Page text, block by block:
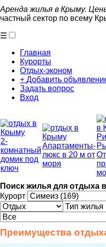
Аренда жилья в Крыму.
частный сектор по всему
☰
Главная
Курорты
Отдых-эконом
+ Добавить
Задать вопрос
Вход
2-
комнатный
домик под
ключ
Апартаменты-
люкс в 20 м от
моря
Поиск жилья для отдыха
Курорт
Тип жилья
Преимущества